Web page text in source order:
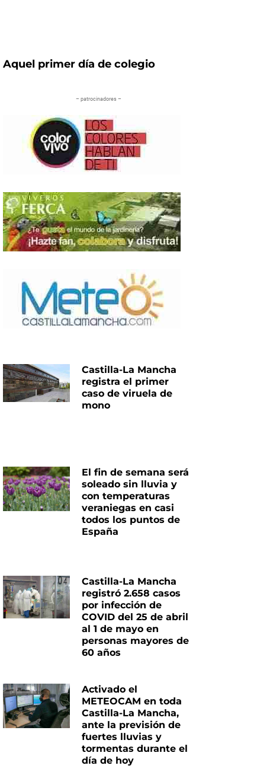
Aquel primer día de colegio
– patrocinadores –
Castilla-La Mancha
registra el primer
caso de viruela de
mono
El fin de semana será
soleado sin lluvia y
con temperaturas
veraniegas en casi
todos los puntos de
España
Castilla-La Mancha
registró 2.658 casos
por infección de
COVID del 25 de abril
al 1 de mayo en
personas mayores de
60 años
Activado el
METEOCAM en toda
Castilla-La Mancha,
ante la previsión de
fuertes lluvias y
tormentas durante el
día de hoy